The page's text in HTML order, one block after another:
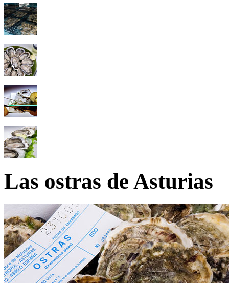
Las ostras de Asturias